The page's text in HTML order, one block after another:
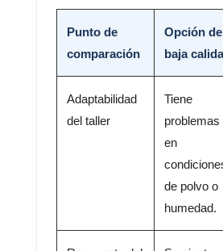
Punto de
comparación
Opción de
baja
Adaptabilidad
del taller
Tiene
problemas
en
de polvo o
humedad.